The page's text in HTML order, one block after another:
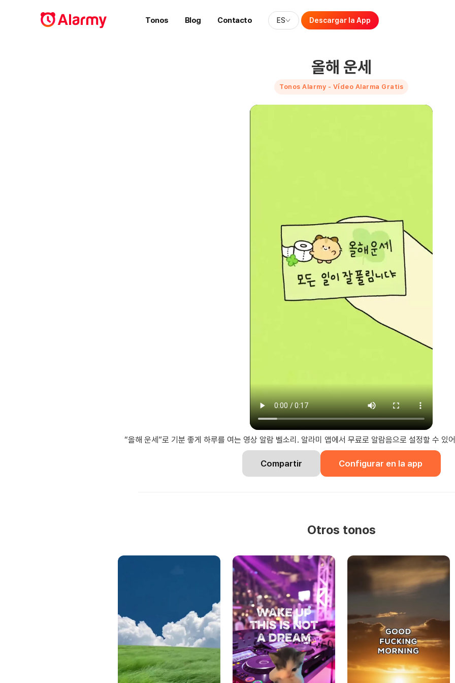
Tonos Blog Contacto ES Descargar la App
올해 운세
Tonos Alarmy - Vídeo Alarma Gratis
“올해 운세”로 기분 좋게 하루를 여는 영상 알람 벨소리. 알라미 앱에서 무료로 알람음으로 설정할 수 있
Compartir Configurar en la app
Otros tonos